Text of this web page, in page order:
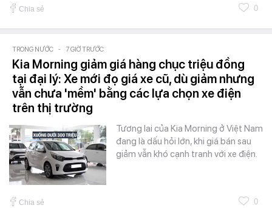
Chia sẻ 0
TRONG NƯỚC - 7 GIỜ TRƯỚC
Kia Morning giảm giá hàng chục triệu đồng
tại đại lý: Xe mới đọ giá xe cũ, dù giảm nhưng
vẫn chưa 'mềm' bằng các lựa chọn xe điện
trên thị trường
Tương lai của Kia Morning ở Việt Nam
đang là dấu hỏi lớn, khi giá bán sau
giảm vẫn khó cạnh tranh với xe điện.
Chia sẻ 0